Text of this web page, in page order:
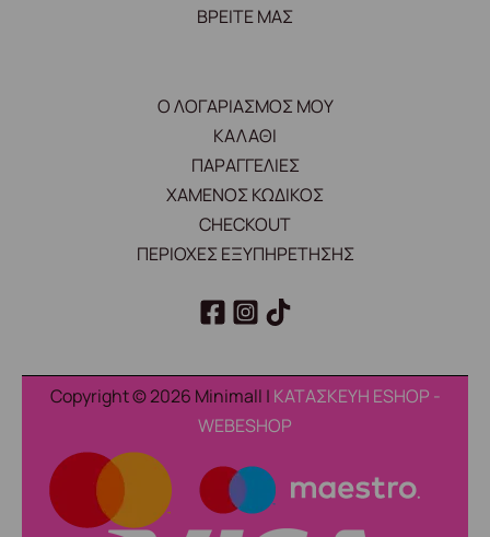
ΒΡΕΙΤΕ ΜΑΣ
Ο ΛΟΓΑΡΙΑΣΜΟΣ ΜΟΥ
ΚΑΛΑΘΙ
ΠΑΡΑΓΓΕΛΙΕΣ
ΧΑΜΕΝΟΣ ΚΩΔΙΚΟΣ
CHECKOUT
ΠΕΡΙΟΧΕΣ ΕΞΥΠΗΡΕΤΗΣΗΣ
Copyright © 2026 Minimall | ΚΑΤΑΣΚΕΥΗ ESHOP -
WEBESHOP